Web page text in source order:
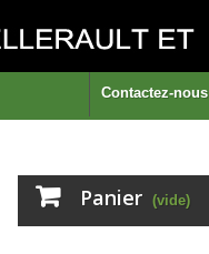
Contactez-nous
Panier (vide)